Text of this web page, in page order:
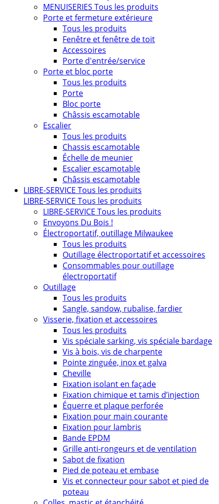
MENUISERIES Tous les produits
Porte et fermeture extérieure
Tous les produits
Fenêtre et fenêtre de toit
Accessoires
Porte d'entrée/service
Porte et bloc porte
Tous les produits
Porte
Bloc porte
Châssis escamotable
Escalier
Tous les produits
Chassis escamotable
Échelle de meunier
Escalier escamotable
Châssis escamotable
LIBRE-SERVICE Tous les produits
LIBRE-SERVICE Tous les produits
LIBRE-SERVICE Tous les produits
Envoyons Du Bois !
Électroportatif, outillage Milwaukee
Tous les produits
Outillage électroportatif et accessoires
Consommables pour outillage
électroportatif
Outillage
Tous les produits
Sangle, sandow, rubalise, fardier
Visserie, fixation et accessoires
Tous les produits
Vis spéciale sarking, vis spéciale bardage
Vis à bois, vis de charpente
Pointe zinguée, inox et galva
Cheville
Fixation isolant en façade
Fixation chimique et tamis d’injection
Équerre et plaque perforée
Fixation pour main courante
Fixation pour lambris
Bande EPDM
Grille anti-rongeurs et de ventilation
Sabot de fixation
Pied de poteau et embase
Vis et connecteur pour sabot et pied de
poteau